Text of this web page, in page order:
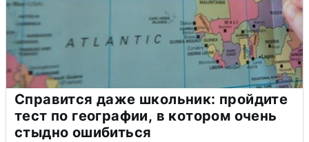
Справится даже школьник: пройдите
тест по географии, в котором очень
стыдно ошибиться